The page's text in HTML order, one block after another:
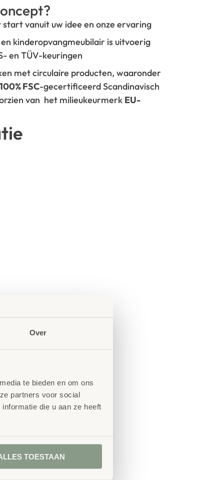
Over
te bieden en om ons
partners voor social
die u aan ze heeft
TOESTAAN
vanuit uw idee en onze ervaring
kinderopvangmeubilair is uitvoerig
en TÜV-keuringen
met circulaire producten, waaronder
100% FSC-gecertificeerd Scandinavisch
van het milieukeurmerk EU-